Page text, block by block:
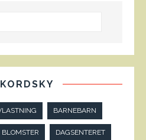
BARNEBARN
BLOMSTER DAGSENTERET